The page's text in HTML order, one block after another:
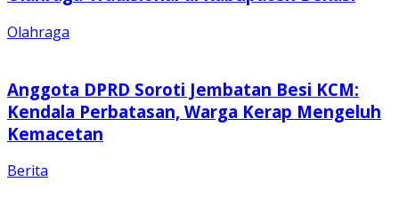
Olahraga
Anggota DPRD Soroti Jembatan Besi KCM:
Kendala Perbatasan, Warga Kerap Mengeluh
Kemacetan
Berita